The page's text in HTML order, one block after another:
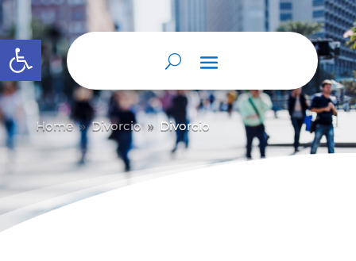
Abrir barra de herramientas
Home 9 Divorcio 9 Divorcio